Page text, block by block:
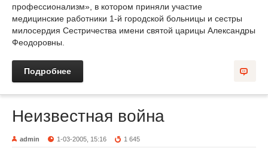
профессионализм», в котором приняли участие
медицинские работники 1-й городской больницы и сестры
милосердия Сестричества имени святой царицы Александры
Феодоровны.
Подробнее
Неизвестная война
admin 1-03-2005, 15:16 1 645